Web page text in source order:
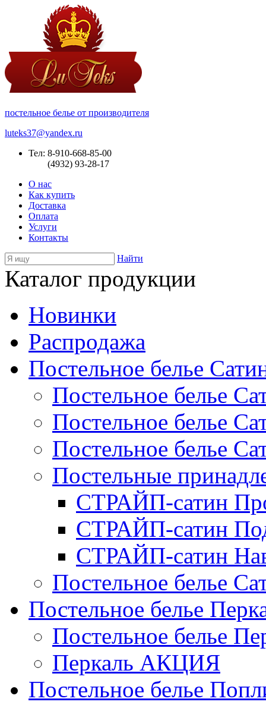
постельное белье от производителя
luteks37@yandex.ru
Тел: 8-910-668-85-00
(4932) 93-28-17
О нас
Как купить
Доставка
Оплата
Услуги
Контакты
Найти
Каталог продукции
Новинки
Распродажа
Постельное белье
Постельное белье
Постельное белье
Постельное белье
Постельные
СТРАЙП-сатин
СТРАЙП-сатин
СТРАЙП-сатин
Постельное белье
Постельное белье
Постельное белье
Перкаль АКЦИЯ
Постельное белье